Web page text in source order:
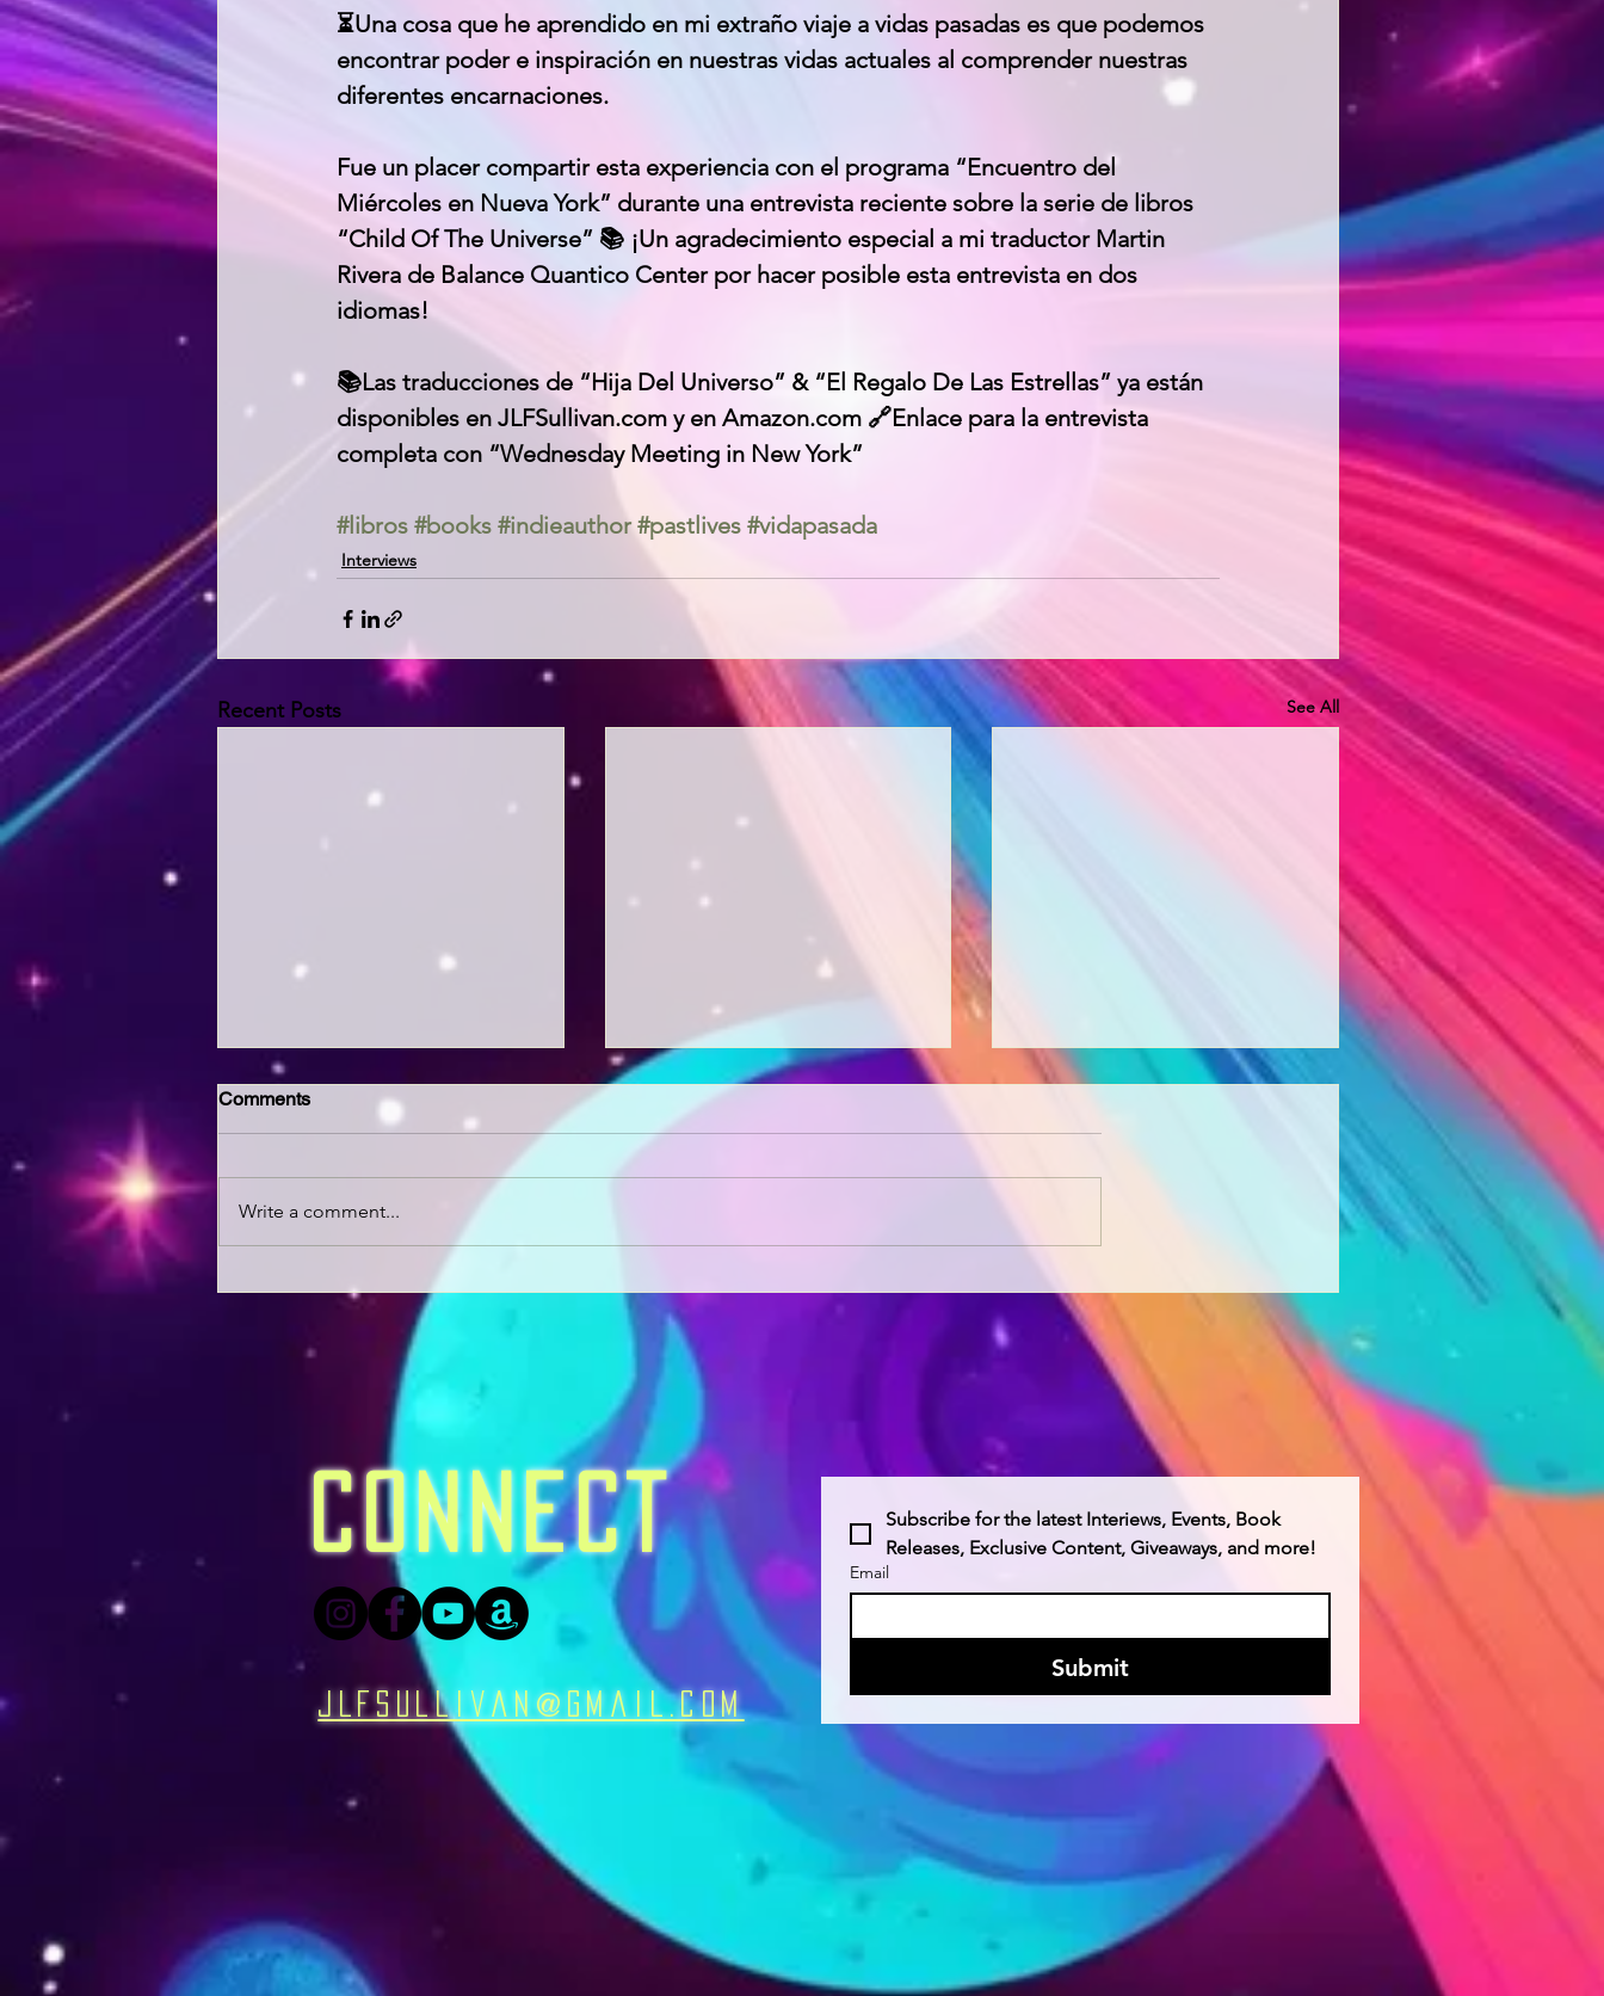
⏳Una cosa que he aprendido en mi extraño viaje a vidas pasadas es que podemos
encontrar poder e inspiración en nuestras vidas actuales al comprender nuestras
diferentes encarnaciones.
Fue un placer compartir esta experiencia con el programa “Encuentro del
Miércoles en Nueva York” durante una entrevista reciente sobre la serie de libros
“Child Of The Universe” 📚 ¡Un agradecimiento especial a mi traductor Martin
Rivera de Balance Quantico Center por hacer posible esta entrevista en dos
idiomas!
📚Las traducciones de “Hija Del Universo” & “El Regalo De Las Estrellas” ya están
disponibles en JLFSullivan.com y en Amazon.com 🔗Enlace para la entrevista
completa con “Wednesday Meeting in New York”
#libros #books #indieauthor #pastlives #vidapasada
Interviews
Recent Posts See All
Interview: Tuesday’s
Encounter In New York- The
Hidden Power Of Past Lives
with JLF Sullivan
Podcast 🌳🤯🌳
Mysteries Of Your Soul With
Beverly Matali
Comments
Write a comment...
CONNECT
JLFSullivan@Gmail.com
Subscribe for the latest Interiews, Events, Book
Releases, Exclusive Content, Giveaways, and more!
Email
Submit